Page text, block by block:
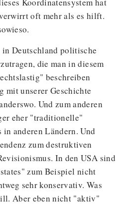
oft mehr als es hilft.
Deutschland politische
die man in diesem
beschreiben
mit unserer Geschichte
Und zum anderen
eher "traditionelle"
anderen Ländern. Und
zum destruktiven
In den USA sind
zum Beispiel nicht
sehr konservativ. Was
Aber eben nicht "aktiv"